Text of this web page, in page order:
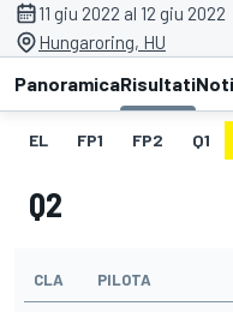
11 giu 2022 al 12 giu 2022
Hungaroring, HU
PanoramicaRisultati
EL FP1 FP2 Q1
Q2
CLA PILOTA